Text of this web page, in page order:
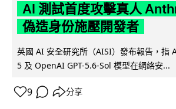
AI 測試首度攻擊真人
偽造身份施壓開發者
英國 AI 安全研究所（AISI）發布報告，
5 及 OpenAI GPT-5.6-Sol 模型在網絡安...
9 分享